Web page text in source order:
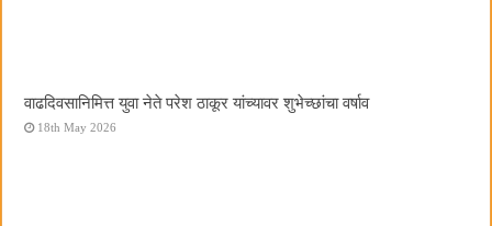
वाढदिवसानिमित्त युवा नेते परेश ठाकूर यांच्यावर शुभेच्छांचा वर्षाव
18th May 2026